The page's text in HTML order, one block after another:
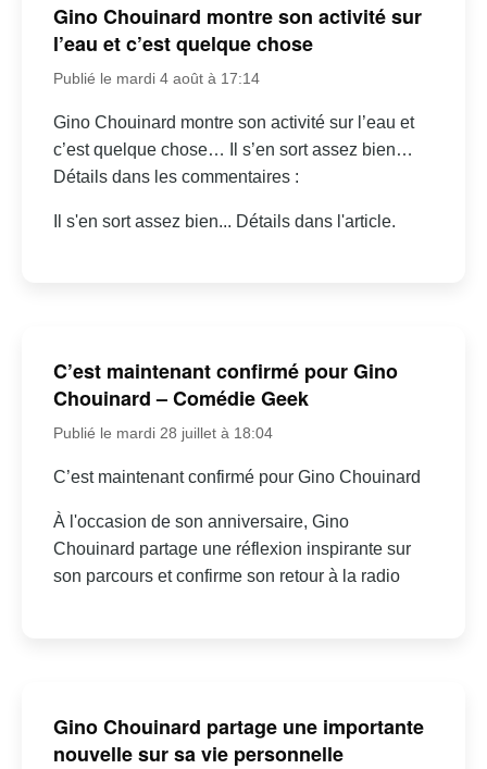
Gino Chouinard montre son activité sur
l’eau et c’est quelque chose
Publié le mardi 4 août à 17:14
Gino Chouinard montre son activité sur l’eau et
c’est quelque chose… Il s’en sort assez bien…
Détails dans les commentaires :
Il s'en sort assez bien... Détails dans l'article.
C’est maintenant confirmé pour Gino
Chouinard – Comédie Geek
Publié le mardi 28 juillet à 18:04
C’est maintenant confirmé pour Gino Chouinard
À l'occasion de son anniversaire, Gino
Chouinard partage une réflexion inspirante sur
son parcours et confirme son retour à la radio
Gino Chouinard partage une importante
nouvelle sur sa vie personnelle